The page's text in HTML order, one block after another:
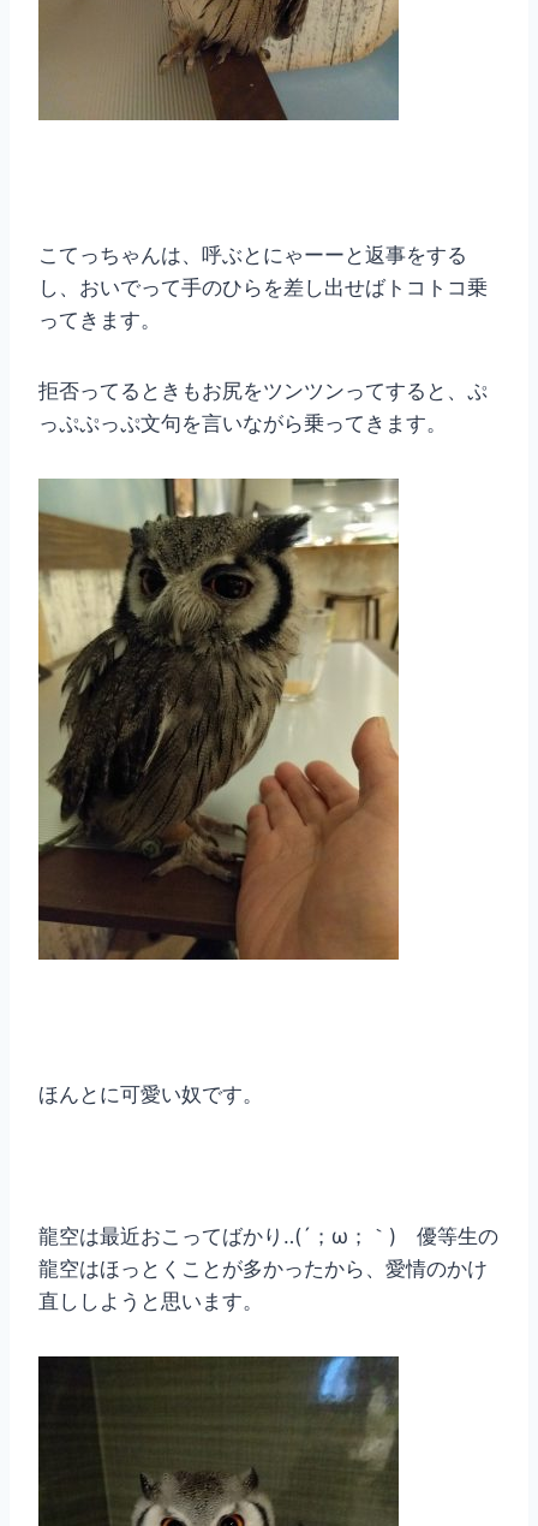
こてっちゃんは、呼ぶとにゃーーと返事をする
し、おいでって手のひらを差し出せばトコトコ乗
ってきます。
拒否ってるときもお尻をツンツンってすると、ぷ
っぷぷっぷ文句を言いながら乗ってきます。
ほんとに可愛い奴です。
龍空は最近おこってばかり‥(´；ω；｀) 優等生の
龍空はほっとくことが多かったから、愛情のかけ
直ししようと思います。